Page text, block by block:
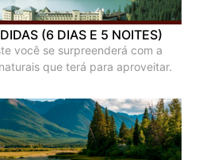
(6 DIAS E 5 NOITES)
você se surpreenderá com a
que terá para aproveitar.